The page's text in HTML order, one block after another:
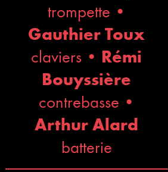
trompette •
Gauthier Toux
claviers • Rémi
Bouyssière
contrebasse •
Arthur Alard
batterie